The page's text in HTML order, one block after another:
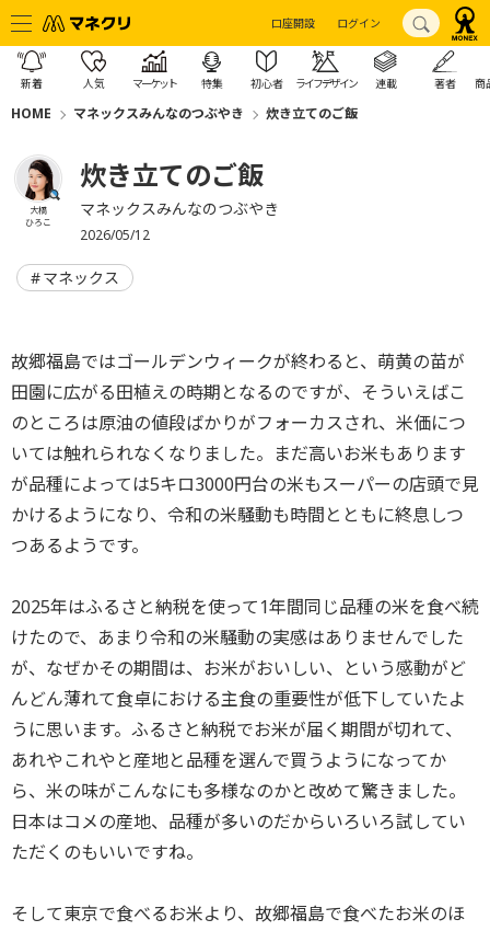
口座開設 ログイン
新着 人気 マーケット 特集 初心者 ライフデザイン 連載 著者 商
HOME マネックスみんなのつぶやき 炊き立てのご飯
大橋
ひろこ
炊き立てのご飯
マネックスみんなのつぶやき
2026/05/12
マネックス
故郷福島ではゴールデンウィークが終わると、萌黄の苗が
田園に広がる田植えの時期となるのですが、そういえばこ
のところは原油の値段ばかりがフォーカスされ、米価につ
いては触れられなくなりました。まだ高いお米もあります
が品種によっては5キロ3000円台の米もスーパーの店頭で見
かけるようになり、令和の米騒動も時間とともに終息しつ
つあるようです。
2025年はふるさと納税を使って1年間同じ品種の米を食べ続
けたので、あまり令和の米騒動の実感はありませんでした
が、なぜかその期間は、お米がおいしい、という感動がど
んどん薄れて食卓における主食の重要性が低下していたよ
うに思います。ふるさと納税でお米が届く期間が切れて、
あれやこれやと産地と品種を選んで買うようになってか
ら、米の味がこんなにも多様なのかと改めて驚きました。
日本はコメの産地、品種が多いのだからいろいろ試してい
ただくのもいいですね。
そして東京で食べるお米より、故郷福島で食べたお米のほ